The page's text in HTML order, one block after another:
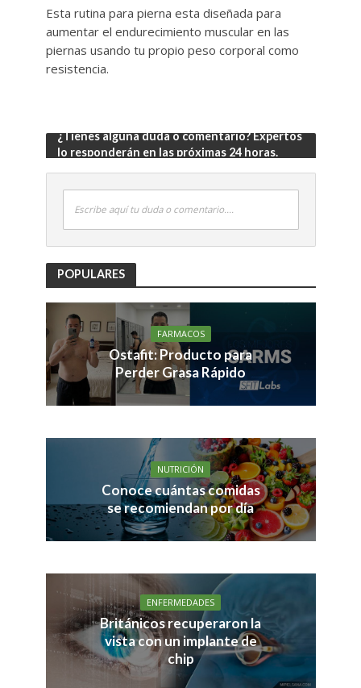
Esta rutina para pierna esta diseñada para
aumentar el endurecimiento muscular en las
piernas usando tu propio peso corporal como
resistencia.
¿Tienes alguna duda o comentario? Expertos
lo responderán en las próximas 24 horas.
Escribe aquí tu duda o comentario....
POPULARES
FARMACOS
Ostafit: Producto para
Perder Grasa Rápido
NUTRICIÓN
Conoce cuántas comidas
se recomiendan por día
ENFERMEDADES
Británicos recuperaron la
vista con un implante de
chip